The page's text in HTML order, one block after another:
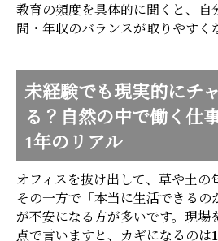
教育の頻度を具体的に聞くと、自
間・年収のバランスが取りやすく
未経験でも現実的にチ
る？自然の中で働く仕
1年のリアル
オフィスを抜け出して、草や土の
その一方で「本当に生活できるの
が不安になる方が多いです。現場
点で言いますと、カギになるのは